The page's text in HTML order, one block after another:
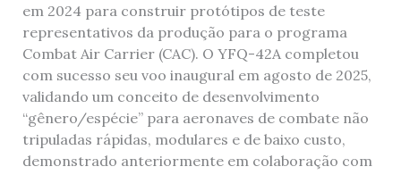
em 2024 para construir protótipos de teste
representativos da produção para o programa
Combat Air Carrier (CAC). O YFQ-42A completou
com sucesso seu voo inaugural em agosto de 2025,
validando um conceito de desenvolvimento
“gênero/espécie” para aeronaves de combate não
tripuladas rápidas, modulares e de baixo custo,
demonstrado anteriormente em colaboração com